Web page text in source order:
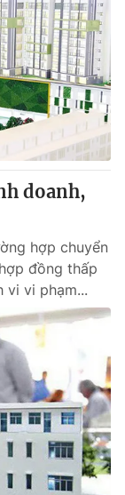
doanh,
hợp chuyển
đồng thấp
vi vi phạm...